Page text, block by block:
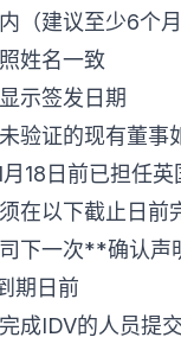
（建议至少6个月
姓名一致
示签发日期
验证的现有董事
18日前已担任
在以下截止日前
下一次**确认声
期日前
成IDV的人员提